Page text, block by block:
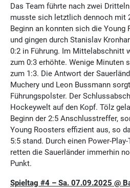
Das Team führte nach zwei
musste sich letztlich dennoch mit
Beginn an konnten sich die Young
und gingen durch Stanislav
0:2 in Führung. Im Mittelabschnitt
zum 0:3 erhöhte. Wenige Minuten
zum 1:3. Die Antwort der
Muchery und Leon Bussmann
Führungspolster. Der
Hockeywelt auf den Kopf. Tölz
Beginn der 2:5 Anschlusstreffer,
Young Roosters effizient aus, so
5:5 stand. Durch einen Power-
retten die Sauerländer immerhin
Punkt.
Spieltag #4 – Sa. 07.09.2025 @